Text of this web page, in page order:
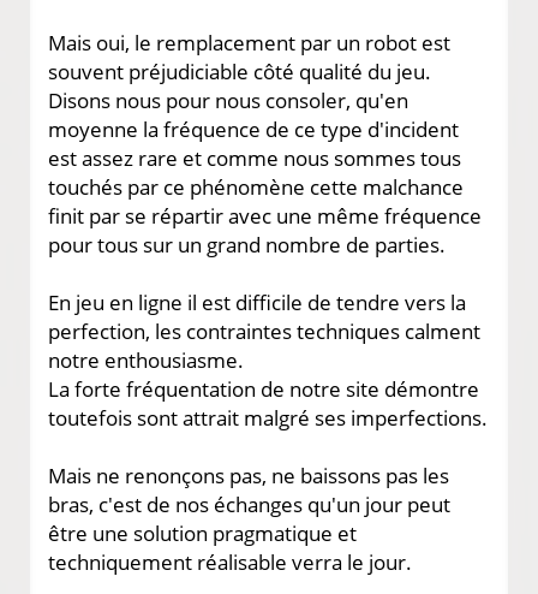
Mais oui, le remplacement par un robot est
souvent préjudiciable côté qualité du jeu.
Disons nous pour nous consoler, qu'en
moyenne la fréquence de ce type d'incident
est assez rare et comme nous sommes tous
touchés par ce phénomène cette malchance
finit par se répartir avec une même fréquence
pour tous sur un grand nombre de parties.
En jeu en ligne il est difficile de tendre vers la
perfection, les contraintes techniques calment
notre enthousiasme.
La forte fréquentation de notre site démontre
toutefois sont attrait malgré ses imperfections.
Mais ne renonçons pas, ne baissons pas les
bras, c'est de nos échanges qu'un jour peut
être une solution pragmatique et
techniquement réalisable verra le jour.